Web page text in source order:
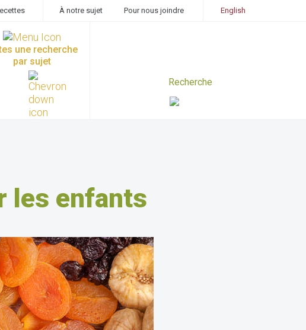
À notre sujet Pour nous joindre English
une recherche
par sujet
les enfants